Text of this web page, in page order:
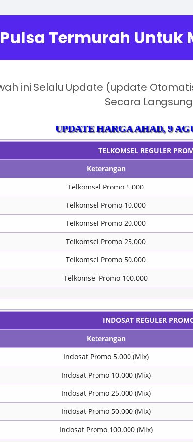
Termurah Untuk
ini Selalu Update (update
Secara Langsung
UPDATE HARGAAHAD, 9
TELKOMSEL REGULER
Keterangan
Telkomsel Promo 5.000
Telkomsel Promo 10.000
Telkomsel Promo 20.000
Telkomsel Promo 25.000
Telkomsel Promo 50.000
Telkomsel Promo 100.000
INDOSAT REGULER
Keterangan
Indosat Promo 5.000 (Mix)
Indosat Promo 10.000 (Mix)
Indosat Promo 25.000 (Mix)
Indosat Promo 50.000 (Mix)
Indosat Promo 100.000 (Mix)